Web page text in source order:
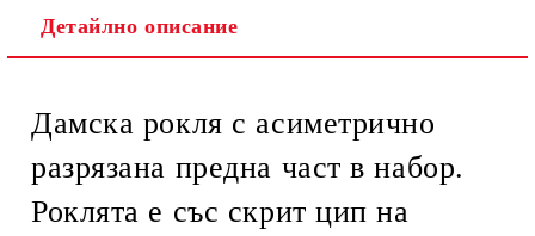
Детайлно описание
Дамска рокля с асиметрично
разрязана предна част в набор.
Роклята е със скрит цип на